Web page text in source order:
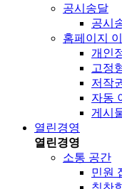
공시송달
공시
홈페이지
개인
고정
저작
자동
게시
열린경영
열린경영
소통 공간
민원